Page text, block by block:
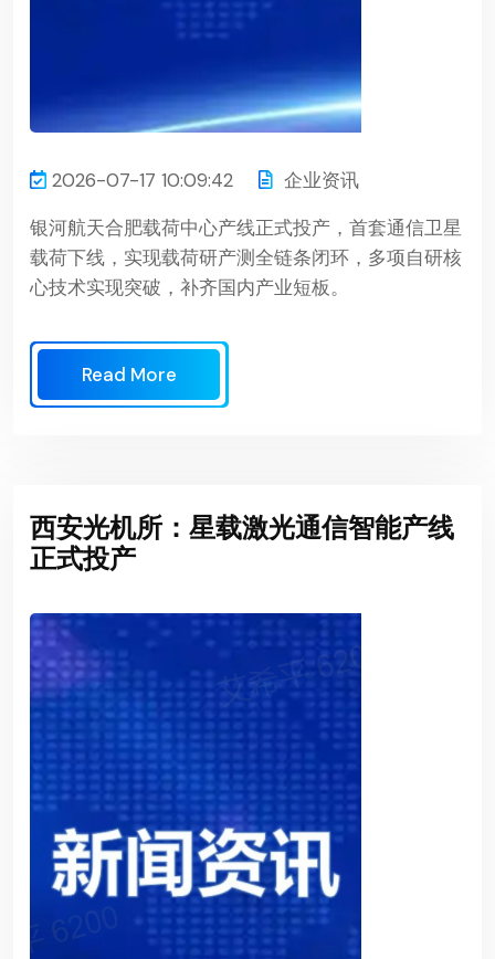
2026-07-17 10:09:42
企业资讯
银河航天合肥载荷中心产线正式投产，首套通信卫星
载荷下线，实现载荷研产测全链条闭环，多项自研核
心技术实现突破，补齐国内产业短板。
Read More
西安光机所：星载激光通信智能产线
正式投产